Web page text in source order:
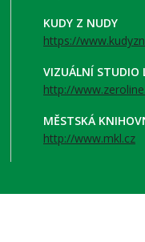
KUDY Z NUDY
https://
VIZUÁLNÍ STUDIO
http://
MĚSTSKÁ
http://www.mkl.cz